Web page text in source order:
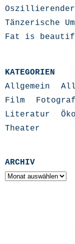
Oszillierender
Tänzerische
Fat is
KATEGORIEN
Allgemein
Film
Literatur
Theater
ARCHIV
Archiv